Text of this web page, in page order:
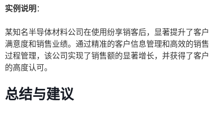
实例说明 ：
某知名半导体材料公司在使用纷享销客后，显著提升了客户
满意度和销售业绩。通过精准的客户信息管理和高效的销售
过程管理，该公司实现了销售额的显著增长，并获得了客户
的高度认可。
总结与建议